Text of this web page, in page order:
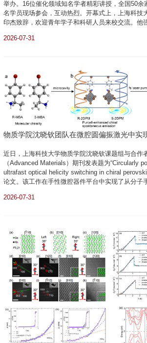
举办。16位催化领域知名学者精彩讲授，全国50余
名学员现场参会，互动热烈。开幕式上，上海科技
印杰致辞，欢迎青年学子和科研人员来校交流。他
此外，人工智能与催化科学的深度融合，正带来研
2026-07-31
物质学院沈晓钦团队在微腔圆偏振激光中实
近日，上海科技大学物质学院沈晓钦课题组与合作
（Advanced Materials）期刊发表题为“Circularly
ultrafast optical helicity switching in chiral
论文。该工作在手性微腔器件平台中实现了从分子
信息处理、手性集成光子器件和超快自旋光开关的
2026-07-31